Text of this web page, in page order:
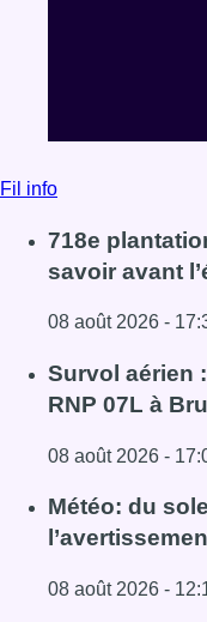
Fil info
718e
savoir avant
08 août 2026 -
Lire l'article 718e
Survol aérien
RNP 07L à
08 août 2026 -
Lire l'article
Météo: du
08 août 2026 -